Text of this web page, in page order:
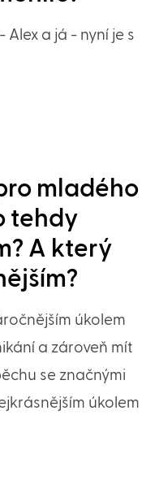
Alex a já - nyní je s
mladého
tehdy
A který
úkolem
a zároveň mít
se značnými
úkolem